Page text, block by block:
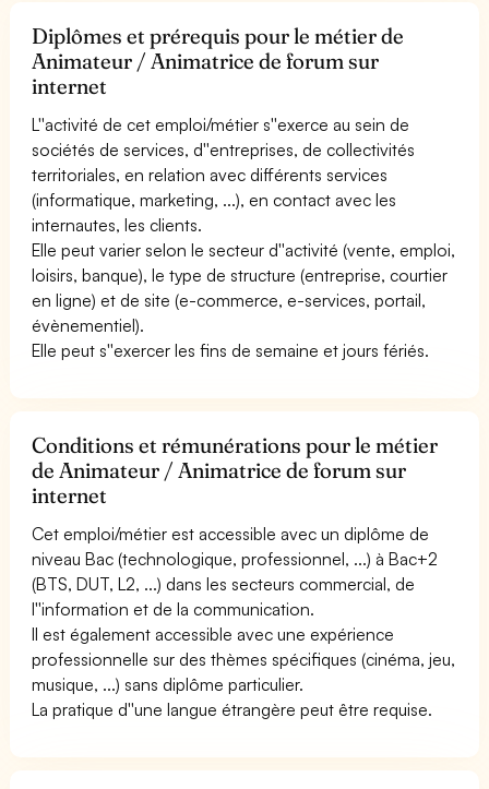
Diplômes et prérequis pour le métier de
Animateur / Animatrice de forum sur
internet
L''activité de cet emploi/métier s''exerce au sein de
sociétés de services, d''entreprises, de collectivités
territoriales, en relation avec différents services
(informatique, marketing, ...), en contact avec les
internautes, les clients.
Elle peut varier selon le secteur d''activité (vente, emploi,
loisirs, banque), le type de structure (entreprise, courtier
en ligne) et de site (e-commerce, e-services, portail,
évènementiel).
Elle peut s''exercer les fins de semaine et jours fériés.
Conditions et rémunérations pour le métier
de Animateur / Animatrice de forum sur
internet
Cet emploi/métier est accessible avec un diplôme de
niveau Bac (technologique, professionnel, ...) à Bac+2
(BTS, DUT, L2, ...) dans les secteurs commercial, de
l''information et de la communication.
Il est également accessible avec une expérience
professionnelle sur des thèmes spécifiques (cinéma, jeu,
musique, ...) sans diplôme particulier.
La pratique d''une langue étrangère peut être requise.